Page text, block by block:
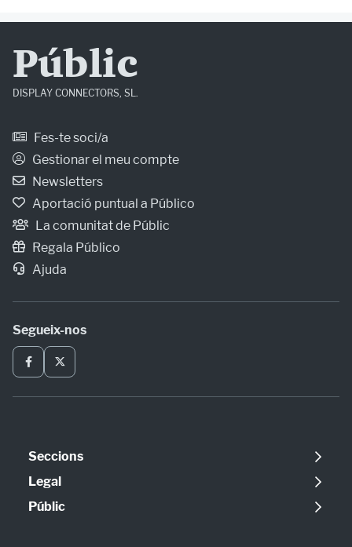
Públic
DISPLAY CONNECTORS, SL.
Fes-te soci/a
Gestionar el meu compte
Newsletters
Aportació puntual a Público
La comunitat de Públic
Regala Público
Ajuda
Segueix-nos
Seccions
Política
Opinió
Legal
Avís legal
Públic